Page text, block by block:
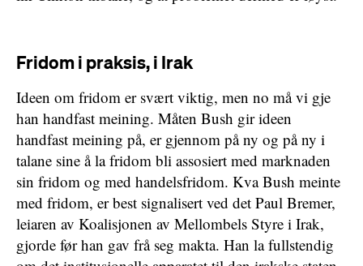
Fridom i praksis, i Irak
Ideen om fridom er svært viktig, men no må vi gje
han handfast meining. Måten Bush gir ideen
handfast meining på, er gjennom på ny og på ny i
talane sine å la fridom bli assosiert med marknaden
sin fridom og med handelsfridom. Kva Bush meinte
med fridom, er best signalisert ved det Paul Bremer,
leiaren av Koalisjonen av Mellombels Styre i Irak,
gjorde før han gav frå seg makta. Han la fullstendig